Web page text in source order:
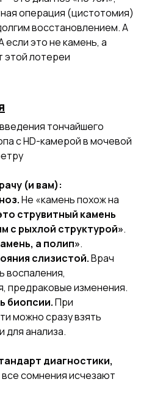
операция (цистотомия)
восстановлением. А
если это не камень, а
этой лотереи
тончайшего
с HD-камерой в мочевой
(и вам):
Не «камень похож на
струвитный камень
с рыхлой структурой».
а полип».
слизистой.Врач
воспаления,
предраковые изменения.
биопсии.При
можно сразу взять
для анализа.
диагностики,
сомнения исчезают